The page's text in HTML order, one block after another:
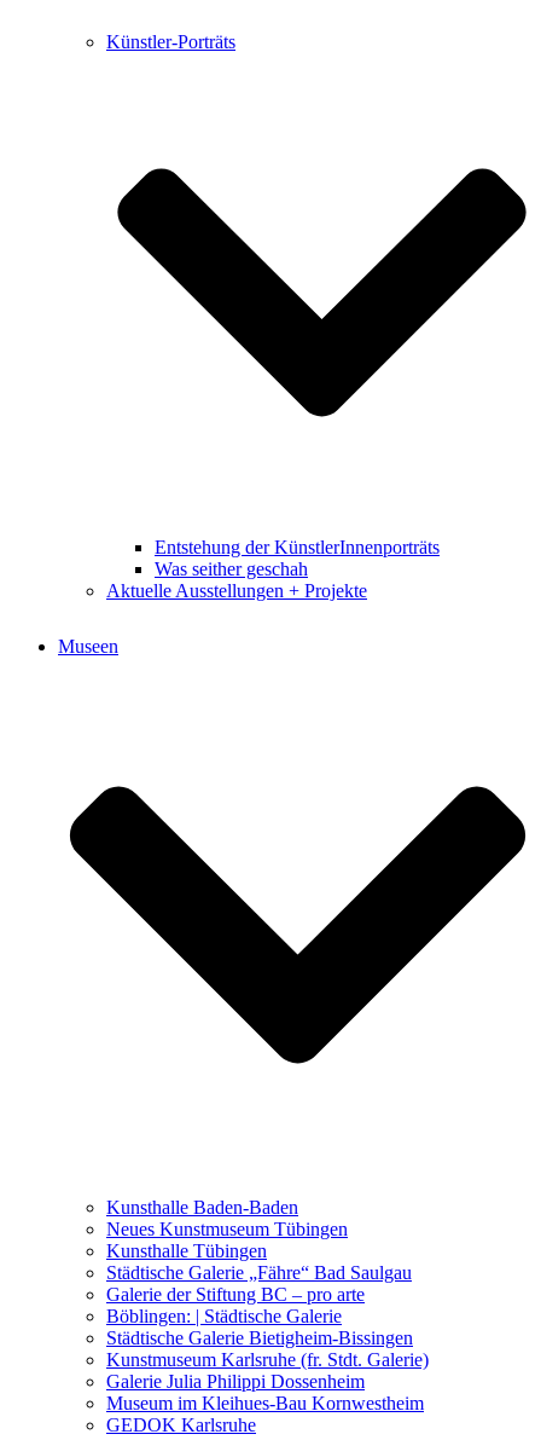
Künstler-Porträts
Entstehung der KünstlerInnenporträts
Was seither geschah
Aktuelle Ausstellungen + Projekte
Was seither geschah
Kunstwettbewerbe, Ausschreibungen für Künstler
Museen
Kunsthalle Baden-Baden
Neues Kunstmuseum Tübingen
Kunsthalle Tübingen
Städtische Galerie „Fähre“ Bad Saulgau
Galerie der Stiftung BC – pro arte
Böblingen: | Städtische Galerie
Städtische Galerie Bietigheim-Bissingen
Kunstmuseum Karlsruhe (fr. Stdt. Galerie)
Galerie Julia Philippi Dossenheim
Museum im Kleihues-Bau Kornwestheim
GEDOK Karlsruhe